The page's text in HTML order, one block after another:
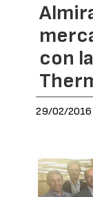
con
29/02/2016